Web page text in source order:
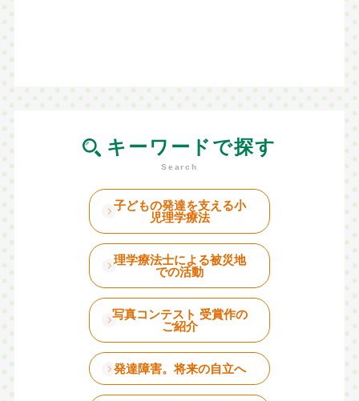
キーワードで探す
子どもの発達を支える小
児理学療法
理学療法士による被災地
での活動
写真コンテスト 受賞作の
ご紹介
発達障害。将来の自立へ